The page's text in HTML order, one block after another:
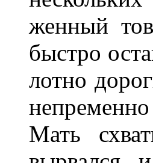
женный
быстро
лотно
Мать